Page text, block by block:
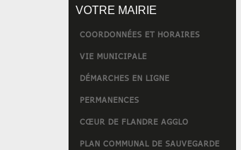
VOTRE MAIRIE
COORDONNÉES ET HORAIRES
VIE MUNICIPALE
DÉMARCHES EN LIGNE
PERMANENCES
CŒUR DE FLANDRE AGGLO
PLAN COMMUNAL DE SAUVEGARDE